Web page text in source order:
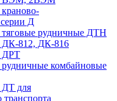
серии Д
тяговые рудничные ДТН
ДК-812, ДК-816
ДРТ
рудничные комбайновые
ДТ для